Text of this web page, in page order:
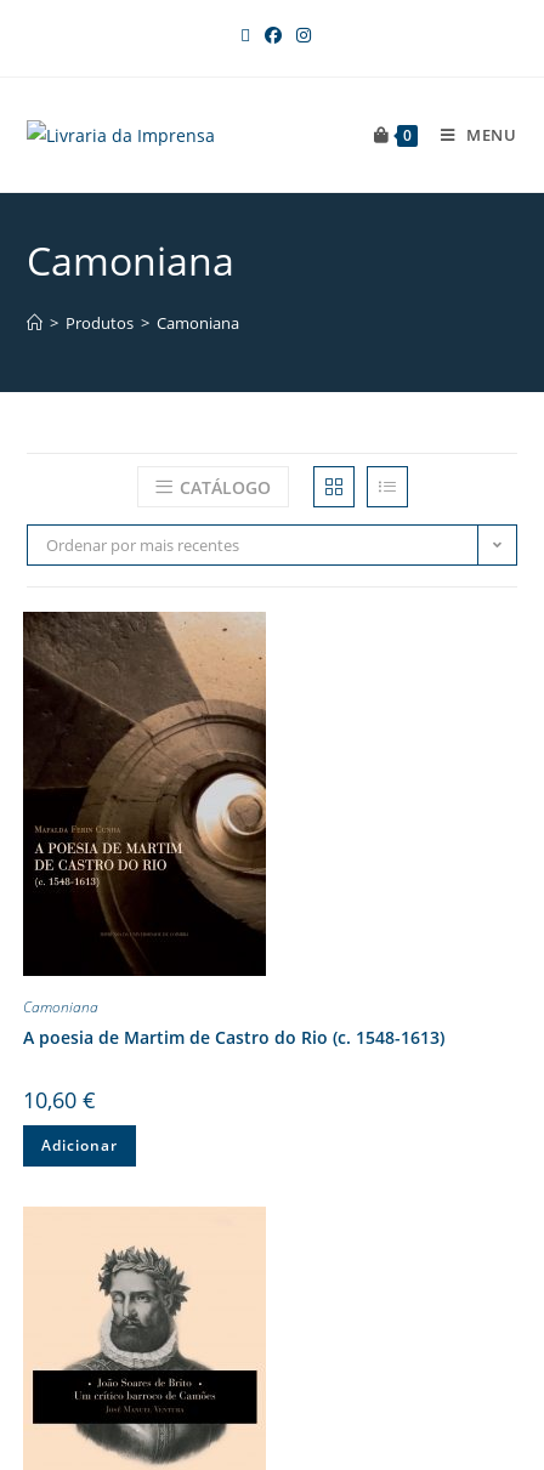
0 MENU
Camoniana
> Produtos > Camoniana
CATÁLOGO
Ordenar por mais recentes
Camoniana
A poesia de Martim de Castro do Rio (c. 1548-1613)
10,60 €
Adicionar